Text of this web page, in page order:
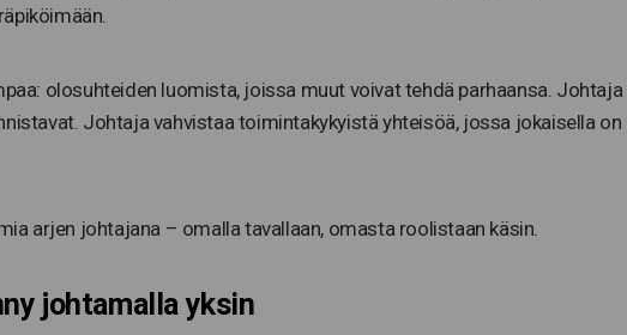
olosuhteiden luomista, joissa muut voivat tehdä parhaansa. Johtaja
Johtaja vahvistaa toimintakykyistä yhteisöä, jossa jokaisella on
arjen johtajana – omalla tavallaan, omasta roolistaan käsin.
johtamalla yksin